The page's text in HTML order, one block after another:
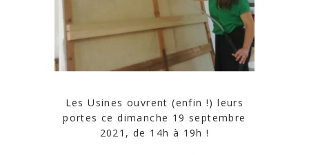
Les Usines ouvrent (enfin !) leurs
portes ce dimanche 19 septembre
2021, de 14h à 19h !